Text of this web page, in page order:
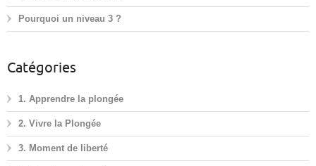
Pourquoi un niveau 3 ?
Catégories
1. Apprendre la plongée
2. Vivre la Plongée
3. Moment de liberté